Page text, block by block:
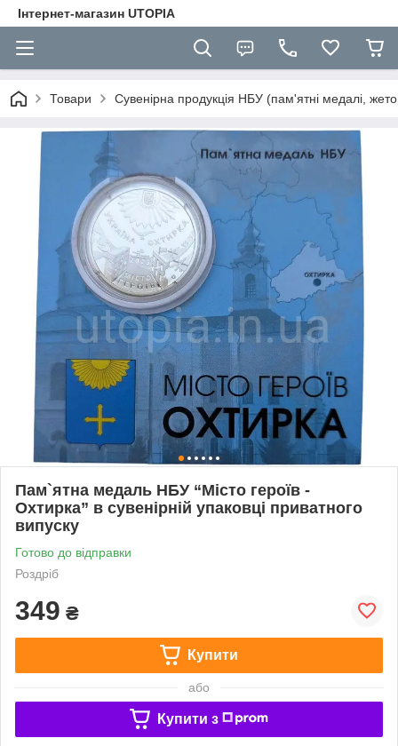
Інтернет-магазин UTOPIA
Товари Сувенірна продукція НБУ (пам'ятні медалі,
Пам`ятна медаль НБУ “Місто героїв -
Охтирка” в сувенірній упаковці приватного
випуску
Готово до відправки
Роздріб
349 ₴
Купити
або
Купити з